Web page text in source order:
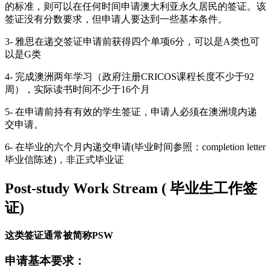
的标准，则可以在任何时间申请澳大利亚永久居民的签证。该
签证没有分数要求，但申请人要达到一些基本条件。
3- 雅思在递交签证申请前获得四个单项6分，可以是A类也可
以是G类
4- 完成澳洲两年学习（政府注册CRICOS课程长度不少于92
周），实际读书时间不少于16个月
5- 在申请前持有有效的学生签证，申请人必须在澳洲境内递
交申请。
6- 在毕业的六个月内递交申请(毕业时间参照：completion letter
毕业信陈述)，非正式毕业证
Post-study Work Stream ( 毕业生工作签
证)
这类签证通常被简称PSW
申请基本要求：